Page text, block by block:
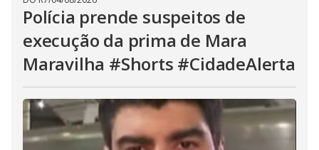
Polícia prende suspeitos de
execução da prima de Mara
Maravilha #Shorts #CidadeAlerta